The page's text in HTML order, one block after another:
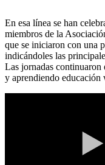
En esa línea se han
miembros de la
que se iniciaron con una
indicándoles las
Las jornadas
y aprendiendo educación